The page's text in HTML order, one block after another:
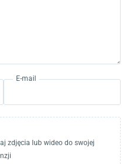
E-mail
zdjęcia lub wideo do swojej